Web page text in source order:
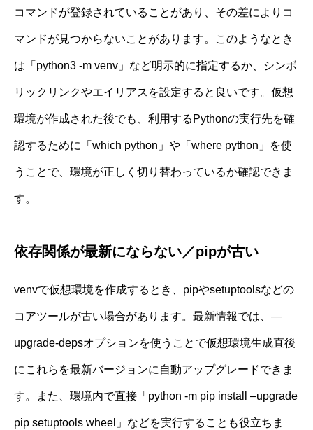
コマンドが登録されていることがあり、その差によりコ
マンドが見つからないことがあります。このようなとき
は「python3 -m venv」など明示的に指定するか、シンボ
リックリンクやエイリアスを設定すると良いです。仮想
環境が作成された後でも、利用するPythonの実行先を確
認するために「which python」や「where python」を使
うことで、環境が正しく切り替わっているか確認できま
す。
依存関係が最新にならない／pipが古い
venvで仮想環境を作成するとき、pipやsetuptoolsなどの
コアツールが古い場合があります。最新情報では、—
upgrade-depsオプションを使うことで仮想環境生成直後
にこれらを最新バージョンに自動アップグレードできま
す。また、環境内で直接「python -m pip install –upgrade
pip setuptools wheel」などを実行することも役立ちま